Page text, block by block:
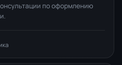
по оформлению